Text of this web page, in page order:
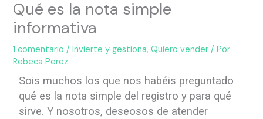
Qué es la nota simple
informativa
1 comentario /Invierte y gestiona,Quiero vender / Por
Rebeca Perez
Sois muchos los que nos habéis preguntado
qué es la nota simple del registro y para qué
sirve. Y nosotros, deseosos de atender